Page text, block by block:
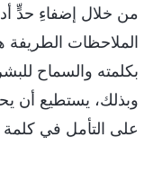
من خلال إضفاءِ حدٍّ
الملاحظات الطريفة
بكلمته والسماح
وبذلك، يستطيع أن
على التأمل في كلمة